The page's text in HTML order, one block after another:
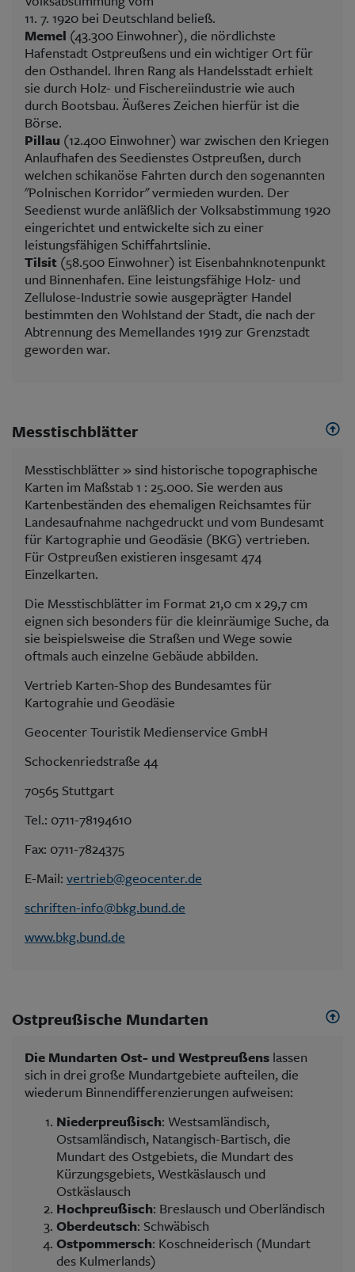
11. 7. 1920 bei Deutschland beließ.
Memel (43.300 Einwohner), die nördlichste
Hafenstadt Ostpreußens und ein wichtiger Ort für
den Osthandel. Ihren Rang als Handelsstadt erhielt
sie durch Holz- und Fischereiindustrie wie auch
durch Bootsbau. Äußeres Zeichen hierfür ist die
Börse.
Pillau (12.400 Einwohner) war zwischen den Kriegen
Anlaufhafen des Seedienstes Ostpreußen, durch
welchen schikanöse Fahrten durch den sogenannten
"Polnischen Korridor" vermieden wurden. Der
Seedienst wurde anläßlich der Volksabstimmung 1920
eingerichtet und entwickelte sich zu einer
leistungsfähigen Schiffahrtslinie.
Tilsit (58.500 Einwohner) ist Eisenbahnknotenpunkt
und Binnenhafen. Eine leistungsfähige Holz- und
Zellulose-Industrie sowie ausgeprägter Handel
bestimmten den Wohlstand der Stadt, die nach der
Abtrennung des Memellandes 1919 zur Grenzstadt
geworden war.
Messtischblätter
Messtischblätter » sind historische topographische
Karten im Maßstab 1 : 25.000. Sie werden aus
Kartenbeständen des ehemaligen Reichsamtes für
Landesaufnahme nachgedruckt und vom Bundesamt
für Kartographie und Geodäsie (BKG) vertrieben.
Für Ostpreußen existieren insgesamt 474
Einzelkarten.
Die Messtischblätter im Format 21,0 cm x 29,7 cm
eignen sich besonders für die kleinräumige Suche, da
sie beispielsweise die Straßen und Wege sowie
oftmals auch einzelne Gebäude abbilden.
Vertrieb Karten-Shop des Bundesamtes für
Kartograhie und Geodäsie
Geocenter Touristik Medienservice GmbH
Schockenriedstraße 44
70565 Stuttgart
Tel.: 0711-78194610
Fax: 0711-7824375
E-Mail: vertrieb@geocenter.de
schriften-info@bkg.bund.de
www.bkg.bund.de
Ostpreußische Mundarten
Die Mundarten Ost- und Westpreußens lassen
sich in drei große Mundartgebiete aufteilen, die
wiederum Binnendifferenzierungen aufweisen:
Niederpreußisch: Westsamländisch,
Ostsamländisch, Natangisch-Bartisch, die
Mundart des Ostgebiets, die Mundart des
Kürzungsgebiets, Westkäslausch und
Ostkäslausch
Hochpreußisch: Breslausch und Oberländisch
Oberdeutsch: Schwäbisch
Ostpommersch: Koschneiderisch (Mundart
des Kulmerlands)